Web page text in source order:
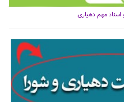
اسناد مهم دهیاری